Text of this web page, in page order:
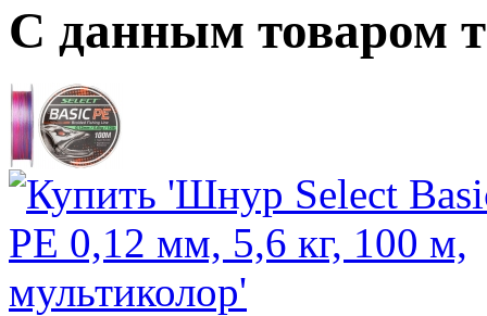
С данным товаром